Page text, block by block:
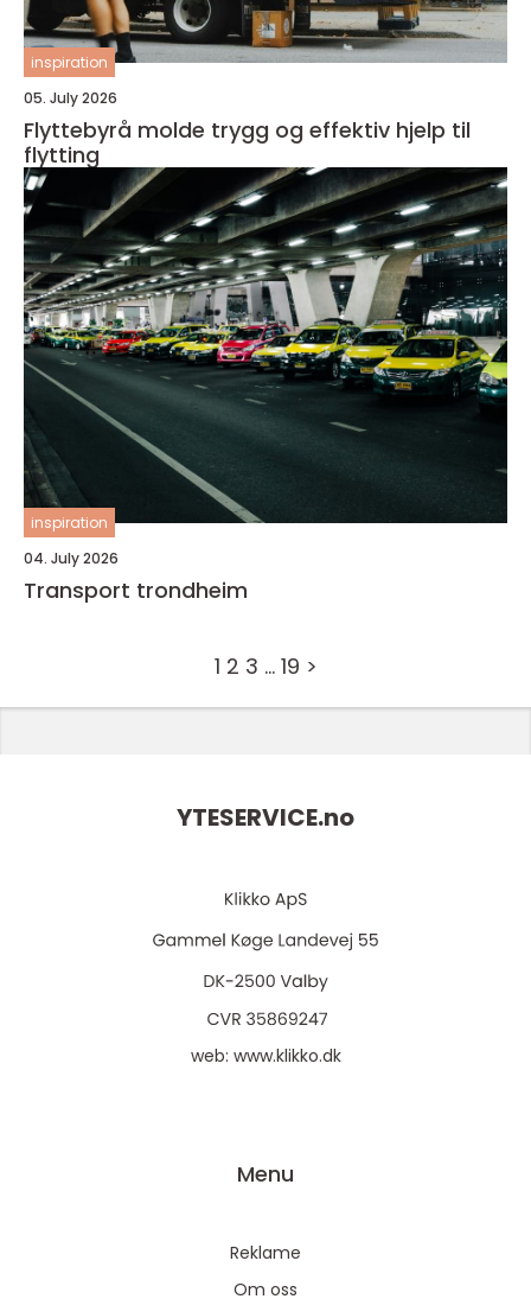
inspiration
05. July 2026
Flyttebyrå molde trygg og effektiv hjelp til
flytting
inspiration
04. July 2026
Transport trondheim
1 2 3 … 19 >
YTESERVICE.no
web: www.klikko.dk
Menu
Reklame
Om oss